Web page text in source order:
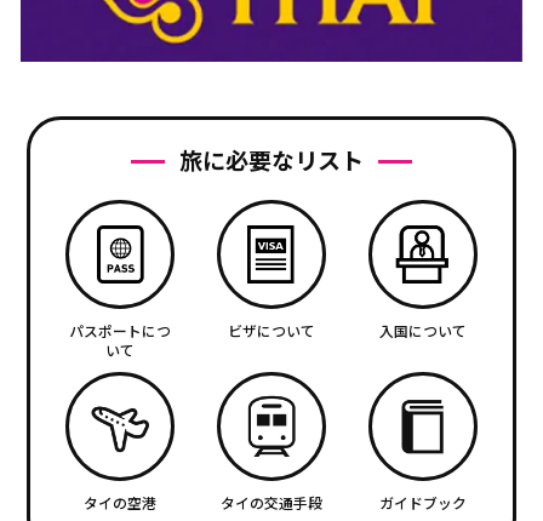
旅に必要なリスト
パスポートにつ
いて
ビザについて 入国について
タイの空港 タイの交通手段 ガイドブック